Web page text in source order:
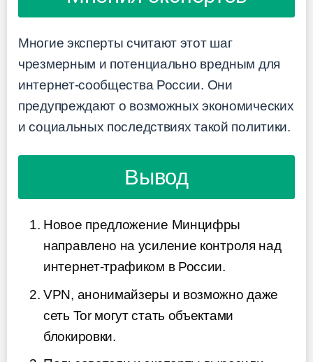
Многие эксперты считают этот шаг
чрезмерным и потенциально вредным для
интернет-сообщества России. Они
предупреждают о возможных экономических
и социальных последствиях такой политики.
Вывод
Новое предложение Минцифры
направлено на усиление контроля над
интернет-трафиком в России.
VPN, анонимайзеры и возможно даже
сеть Tor могут стать объектами
блокировки.